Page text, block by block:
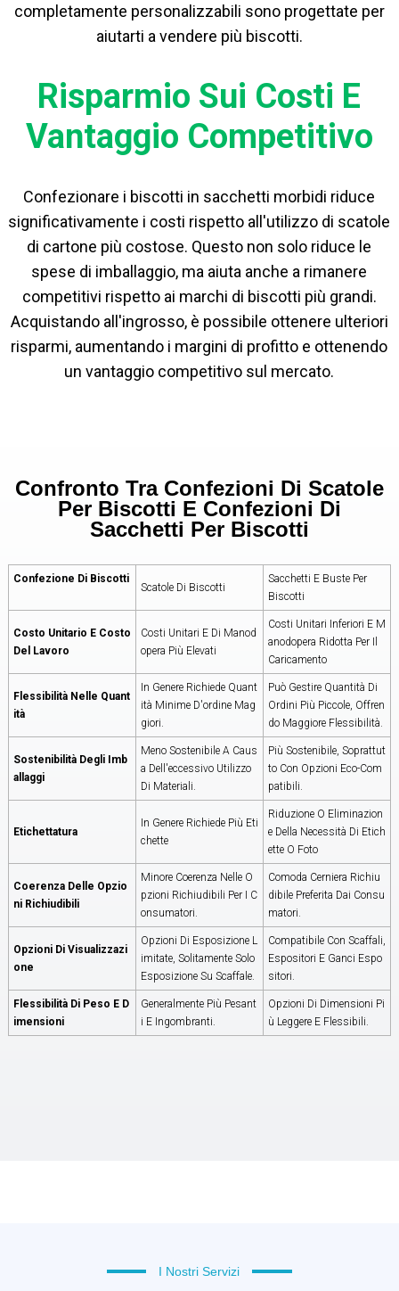
completamente personalizzabili sono progettate per
aiutarti a vendere più biscotti.
Risparmio Sui Costi E
Vantaggio Competitivo
Confezionare i biscotti in sacchetti morbidi riduce
significativamente i costi rispetto all'utilizzo di scatole
di cartone più costose. Questo non solo riduce le
spese di imballaggio, ma aiuta anche a rimanere
competitivi rispetto ai marchi di biscotti più grandi.
Acquistando all'ingrosso, è possibile ottenere ulteriori
risparmi, aumentando i margini di profitto e ottenendo
un vantaggio competitivo sul mercato.
Confronto Tra Confezioni Di Scatole
Per Biscotti E Confezioni Di
Sacchetti Per Biscotti
Confezione Di Biscotti
Scatole Di Biscotti
Sacchetti E Buste Per
Biscotti
Costo Unitario E Costo
Del Lavoro
Costi Unitari E Di Manod
Opera Più Elevati
Costi Unitari Inferiori E M
Anodopera Ridotta Per Il
Caricamento
Flessibilità Nelle Quant
Ità
In Genere Richiede Quant
Ità Minime D'ordine Mag
Giori.
Può Gestire Quantità Di
Ordini Più Piccole, Offren
Do Maggiore Flessibilità.
Sostenibilità Degli Imb
Allaggi
Meno Sostenibile A Caus
A Dell'eccessivo Utilizzo
Di Materiali.
Più Sostenibile, Soprattut
To Con Opzioni Eco-Com
Patibili.
Etichettatura
In Genere Richiede Più Eti
Chette
Riduzione O Eliminazion
E Della Necessità Di Etich
Ette O Foto
Coerenza Delle Opzio
Ni Richiudibili
Minore Coerenza Nelle O
Pzioni Richiudibili Per I C
Onsumatori.
Comoda Cerniera Richiu
Dibile Preferita Dai Consu
Matori.
Opzioni Di Visualizzazi
One
Opzioni Di Esposizione L
Imitate, Solitamente Solo
Esposizione Su Scaffale.
Compatibile Con Scaffali,
Espositori E Ganci Espo
Sitori.
Flessibilità Di Peso E D
Imensioni
Generalmente Più Pesant
I E Ingombranti.
Opzioni Di Dimensioni Pi
Ù Leggere E Flessibili.
I Nostri Servizi